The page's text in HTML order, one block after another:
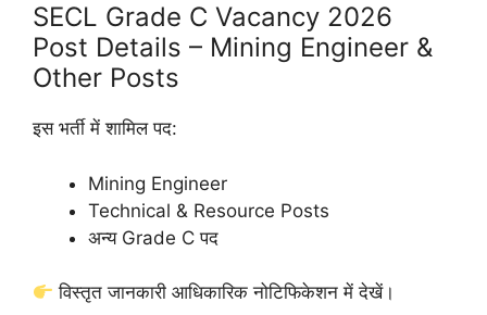
SECL Grade C Vacancy 2026
Post Details – Mining Engineer &
Other Posts
इस भर्ती में शामिल पद:
Mining Engineer
Technical & Resource Posts
अन्य Grade C पद
विस्तृत जानकारी आधिकारिक नोटिफिकेशन में देखें।